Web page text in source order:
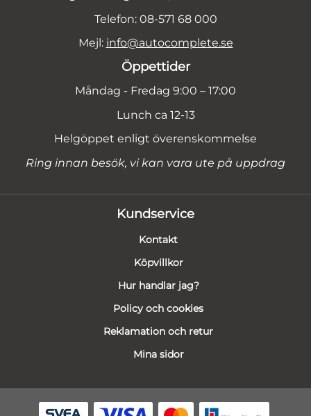
Telefon: 08-571 68 000
Mejl: info@autocomplete.se
Öppettider
Måndag - Fredag 9:00 – 17:00
Lunch ca 12-13
Helgöppet enligt överenskommelse
Ring innan besök, vi kan vara ute på uppdrag
Kundservice
Kontakt
Köpvillkor
Hur handlar jag?
Policy och cookies
Reklamation och retur
Mina sidor